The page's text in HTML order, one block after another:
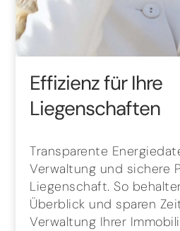
Effizienz für Ihre
Liegenschaften
Transparente
Verwaltung und sichere
Liegenschaft. So
Überblick und sparen
Verwaltung Ihrer